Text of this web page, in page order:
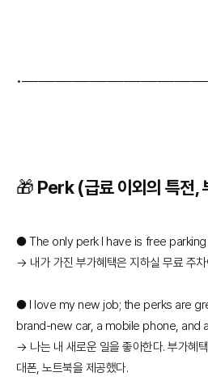
🎁 Perk (급료 이외의 특전,
● The only perk I have is free
→ 내가 가진 부가혜택은 지하실 무료 주차
● I love my new job; the perks are
brand-new car, a mobile phone, and
→ 나는 내 새로운 일을 좋아한다. 부가혜
대폰, 노트북을 제공했다.